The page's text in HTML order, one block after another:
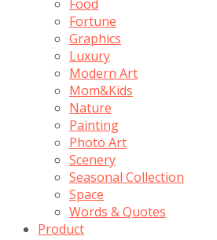
Food
Fortune
Graphics
Luxury
Modern Art
Mom&Kids
Nature
Painting
Photo Art
Scenery
Seasonal Collection
Space
Words & Quotes
Product